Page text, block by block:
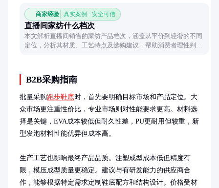
商家经验 真实案例 · 安全可信
直播间家纺什么档次
本文解析直播间销售的家纺产品档次，涵盖从平价到轻奢的不同
定位，分析其材质、工艺特点及选购建议，帮助消费者理性判断
B2B采购指南
批量采购跑步鞋底时，首先要明确目标市场和产品定位。大
众市场更注重性价比，专业市场则对性能要求更高。材料选
择是关键，EVA成本较低但耐久性差，PU更耐用但较重，新
型发泡材料性能优异但成本高。
生产工艺也影响最终产品品质。注塑成型成本低但精度有
限，模压成型质量更稳定。建议与有研发能力的供应商合
作，能够根据特定需求定制鞋底配方和结构设计。价格受材